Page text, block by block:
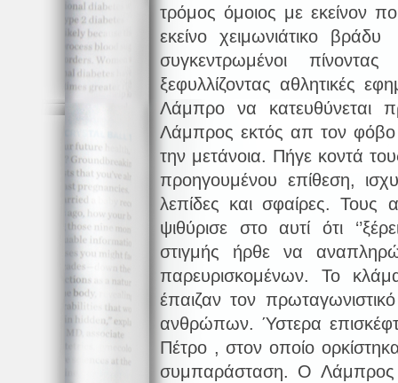
τρόμος όμοιος με εκείνον
εκείνο χειμωνιάτικο
συγκεντρωμένοι
ξεφυλλίζοντας αθλητικές
Λάμπρο να κατευθύνεται
Λάμπρος εκτός απ τον
την μετάνοια. Πήγε κοντά
προηγουμένου επίθεση,
λεπίδες και σφαίρες. Τους
ψιθύρισε στο αυτί ότι
στιγμής ήρθε να
παρευρισκομένων. Το
έπαιζαν τον
ανθρώπων. Ύστερα
Πέτρο , στον οποίο
συμπαράσταση. Ο Λάμπρος